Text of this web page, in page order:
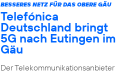
BESSERES NETZ FÜR DAS OBERE GÄU
Telefónica
Deutschland bringt
5G nach Eutingen im
Gäu
Der Telekommunikationsanbieter